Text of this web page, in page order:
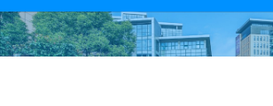
创业孵化 成果转化 人才